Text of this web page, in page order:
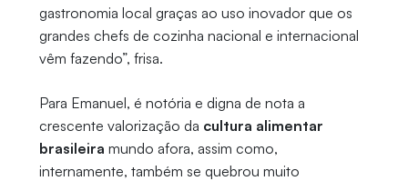
gastronomia local graças ao uso inovador que os
grandes chefs de cozinha nacional e internacional
vêm fazendo”, frisa.
Para Emanuel, é notória e digna de nota a
crescente valorização da cultura alimentar
brasileira mundo afora, assim como,
internamente, também se quebrou muito